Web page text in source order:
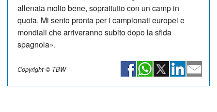
allenata molto bene, soprattutto con un camp in
quota. Mi sento pronta per i campionati europei e
mondiali che arriveranno subito dopo la sfida
spagnola».
Copyright © TBW